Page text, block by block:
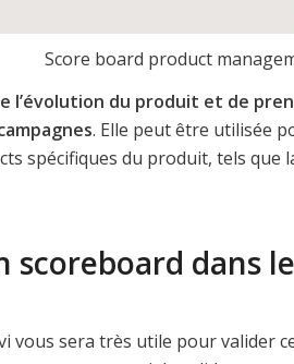
Score board product
l’évolution du produit et de
. Elle peut être utilisée
spécifiques du produit, tels que
dans le
vous sera très utile pour valider